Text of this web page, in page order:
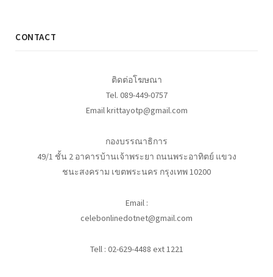
CONTACT
ติดต่อโฆษณา
Tel. 089-449-0757
Email krittayotp@gmail.com
กองบรรณาธิการ
49/1 ชั้น 2 อาคารบ้านเจ้าพระยา ถนนพระอาทิตย์ แขวง
ชนะสงคราม เขตพระนคร กรุงเทพ 10200
Email :
celebonlinedotnet@gmail.com
Tell : 02-629-4488 ext 1221